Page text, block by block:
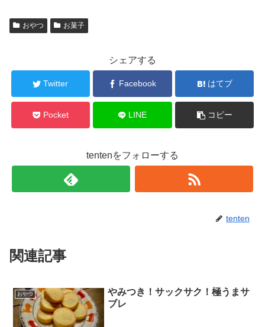
おやつ お菓子
シェアする
Twitter Facebook はてブ
Pocket LINE コピー
tentenをフォローする
tenten
関連記事
おやつ
やみつき！サックサク！極うまサ
ブレ